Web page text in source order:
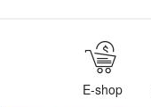
E-shop